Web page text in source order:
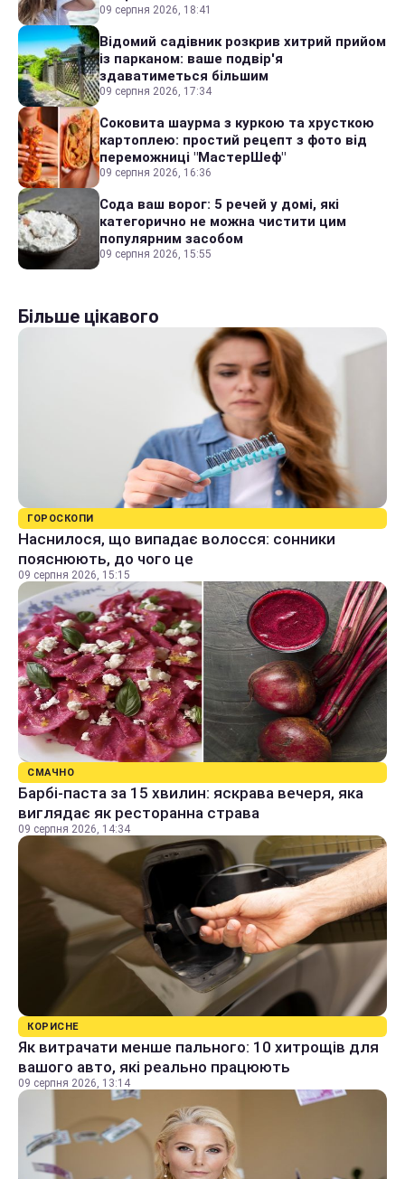
09 серпня 2026, 18:41
Відомий садівник розкрив хитрий прийом
із парканом: ваше подвір'я
здаватиметься більшим
09 серпня 2026, 17:34
Соковита шаурма з куркою та хрусткою
картоплею: простий рецепт з фото від
переможниці "МастерШеф"
09 серпня 2026, 16:36
Сода ваш ворог: 5 речей у домі, які
категорично не можна чистити цим
популярним засобом
09 серпня 2026, 15:55
Більше цікавого
ГОРОСКОПИ
Наснилося, що випадає волосся: сонники
пояснюють, до чого це
09 серпня 2026, 15:15
СМАЧНО
Барбі-паста за 15 хвилин: яскрава вечеря, яка
виглядає як ресторанна страва
09 серпня 2026, 14:34
КОРИСНЕ
Як витрачати менше пального: 10 хитрощів для
вашого авто, які реально працюють
09 серпня 2026, 13:14